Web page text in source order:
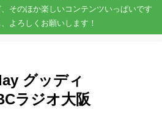
そのほか楽しいコンテンツいっぱいです
よろしくお願いします！
グッディ
ラジオ大阪